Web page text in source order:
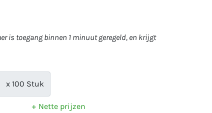
is toegang binnen 1 minuut geregeld, en krijgt
x 100 Stuk
Nette prijzen